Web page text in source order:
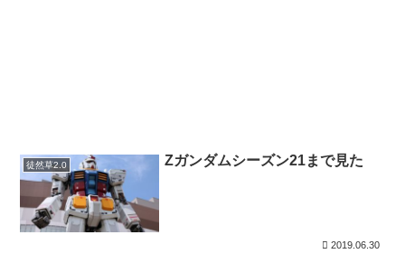
徒然草2.0 Ζガンダムシーズン21まで見た
2019.06.30